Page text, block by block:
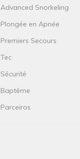
Advanced Snorkeling
Plongée en Apnée
Premiers Secours
Tec
Sécurité
Baptême
Parceiros